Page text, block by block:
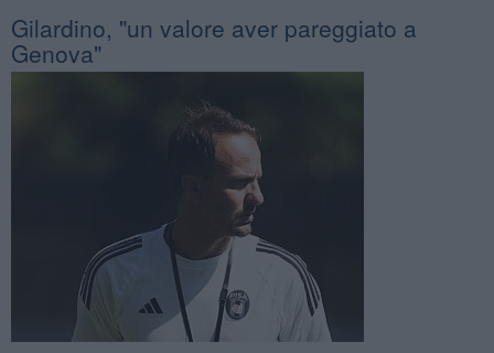
Gilardino, "un valore aver pareggiato a
Genova"